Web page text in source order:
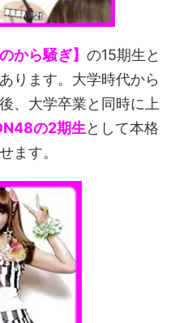
のから騒ぎ】 の15期生と
ります。大学時代から
、大学卒業と同時に上
の2期生として本格
ます。